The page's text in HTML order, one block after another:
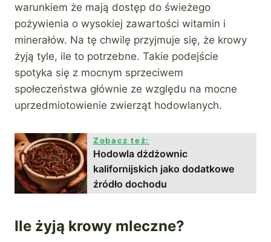
warunkiem że mają dostęp do świeżego
pożywienia o wysokiej zawartości witamin i
minerałów. Na tę chwilę przyjmuje się, że krowy
żyją tyle, ile to potrzebne. Takie podejście
spotyka się z mocnym sprzeciwem
społeczeństwa głównie ze względu na mocne
uprzedmiotowienie zwierząt hodowlanych.
Zobacz też:
Hodowla dżdżownic
kalifornijskich jako dodatkowe
źródło dochodu
Ile żyją krowy mleczne?